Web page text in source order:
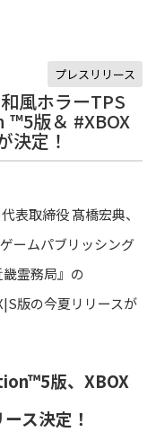
プレスリリース
風ホラーTPS
™5版＆ #XBOX
決定！
表取締役 髙橋宏典、
ームパブリッシング
霊務局』の
版の今夏リリースが
版、XBOX
ス決定！